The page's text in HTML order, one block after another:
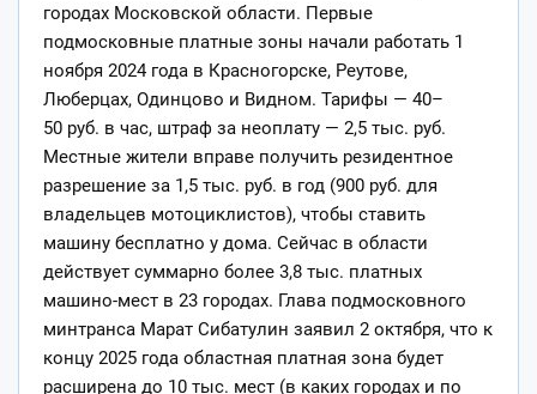
городах Московской области. Первые
подмосковные платные зоны начали работать 1
ноября 2024 года в Красногорске, Реутове,
Люберцах, Одинцово и Видном. Тарифы — 40–
50 руб. в час, штраф за неоплату — 2,5 тыс. руб.
Местные жители вправе получить резидентное
разрешение за 1,5 тыс. руб. в год (900 руб. для
владельцев мотоциклистов), чтобы ставить
машину бесплатно у дома. Сейчас в области
действует суммарно более 3,8 тыс. платных
машино-мест в 23 городах. Глава подмосковного
минтранса Марат Сибатулин заявил 2 октября, что к
концу 2025 года областная платная зона будет
расширена до 10 тыс. мест (в каких городах и по